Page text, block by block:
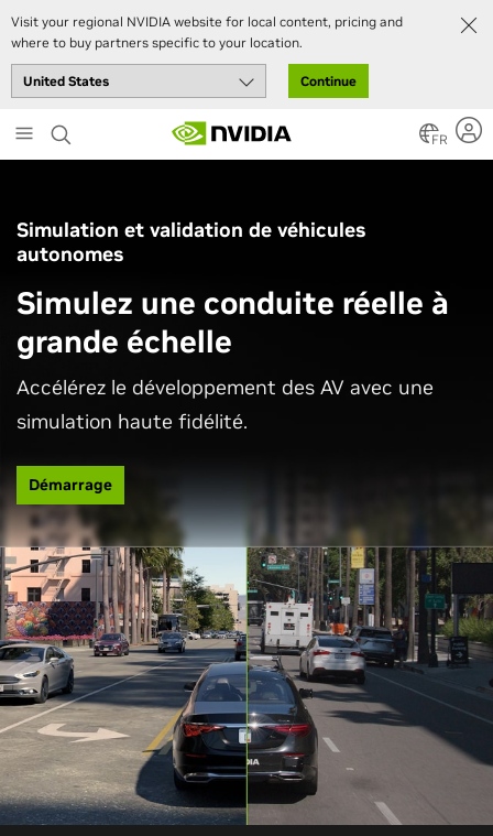
Visit your regional NVIDIA website for local content, pricing and
where to buy partners specific to your location.
Continue
to
main
FR
Simulation et validation de véhicules
autonomes
Simulez une conduite réelle à
grande échelle
Accélérez le développement des AV avec une
simulation haute fidélité.
Démarrage